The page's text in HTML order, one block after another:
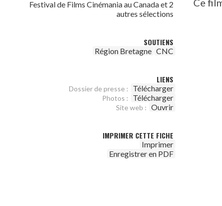
Festival de Films Cinémania au Canada et 2
autres sélections
SOUTIENS
Région Bretagne CNC
LIENS
Dossier de presse : Télécharger
Photos : Télécharger
Site web : Ouvrir
IMPRIMER CETTE FICHE
Imprimer
Enregistrer en PDF